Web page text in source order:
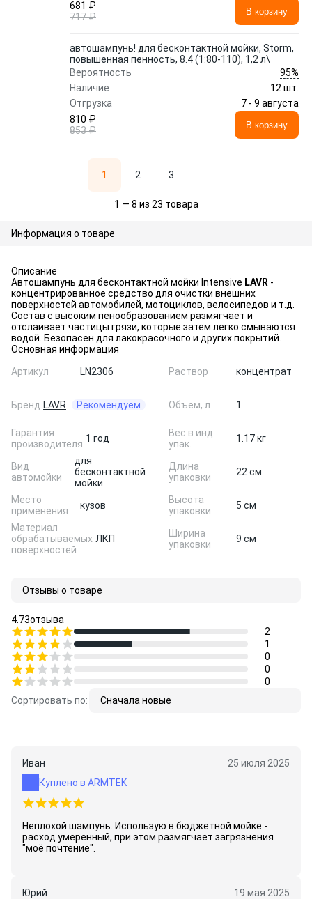
681 ₽
717 ₽
В корзину
автошампунь! для бесконтактной мойки, Storm,
повышенная пенность, 8.4 (1:80-110), 1,2 л\
Вероятность
95%
Наличие
12 шт.
Отгрузка
7 - 9 августа
810 ₽
853 ₽
В корзину
1 2 3
1 — 8 из 23 товара
Информация о товаре
Описание
Автошампунь для бесконтактной мойки Intensive LAVR -
концентрированное средство для очистки внешних
поверхностей автомобилей, мотоциклов, велосипедов и т.д.
Состав с высоким пенообразованием размягчает и
отслаивает частицы грязи, которые затем легко смываются
водой. Безопасен для лакокрасочного и других покрытий.
Основная информация
Артикул
LN2306
Бренд LAVR Рекомендуем
Гарантия
производителя 1 год
Вид
автомойки
для
бесконтактной
мойки
Место
применения
кузов
Материал
обрабатываемых
поверхностей
ЛКП
Раствор концентрат
Объем, л 1
Вес в инд.
упак.
1.17 кг
Длина
упаковки
22 см
Высота
упаковки
5 см
Ширина
упаковки
9 см
Отзывы о товаре
4.73отзыва
2
1
0
0
0
Сортировать по:
Сначала новые
Иван
25 июля 2025
Куплено в ARMTEK
Неплохой шампунь. Использую в бюджетной мойке -
расход умеренный, при этом размягчает загрязнения
"моё почтение".
Юрий
19 мая 2025